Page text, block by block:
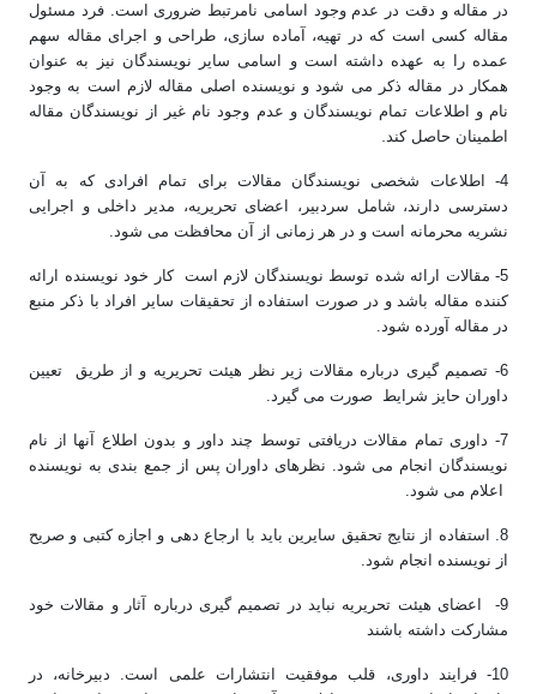
در مقاله و دقت در عدم وجود اسامی نامرتبط ضروری است. فرد مسئول
مقاله کسی است که در تهیه، آماده سازی، طراحی و اجرای مقاله سهم
عمده را به عهده داشته است و اسامی سایر نویسندگان نیز به عنوان
همکار در مقاله ذکر می شود و نویسنده اصلی مقاله لازم است به وجود
نام و اطلاعات تمام نویسندگان و عدم وجود نام غیر از نویسندگان مقاله
اطمینان حاصل کند.
4- اطلاعات شخصی نویسندگان مقالات برای تمام افرادی که به آن
دسترسی دارند، شامل سردبیر، اعضای تحریریه، مدیر داخلی و اجرایی
نشریه محرمانه است و در هر زمانی از آن محافظت می شود.
5- مقالات ارائه شده توسط نویسندگان لازم است کار خود نویسنده ارائه
کننده مقاله باشد و در صورت استفاده از تحقیقات سایر افراد با ذکر منبع
در مقاله آورده شود.
6- تصمیم گیری درباره مقالات زیر نظر هیئت تحریریه و از طریق تعیین
داوران حایز شرایط صورت می گیرد.
7- داوری تمام مقالات دریافتی توسط چند داور و بدون اطلاع آنها از نام
نویسندگان انجام می شود. نظرهای داوران پس از جمع بندی به نویسنده
اعلام می شود.
8. استفاده از نتایج تحقیق سایرین باید با ارجاع دهی و اجازه کتبی و صریح
از نویسنده انجام شود.
9- اعضای هیئت تحریریه نباید در تصمیم گیری درباره آثار و مقالات خود
مشارکت داشته باشند
10- فرایند داوری، قلب موفقیت انتشارات علمی است. دبیرخانه، در